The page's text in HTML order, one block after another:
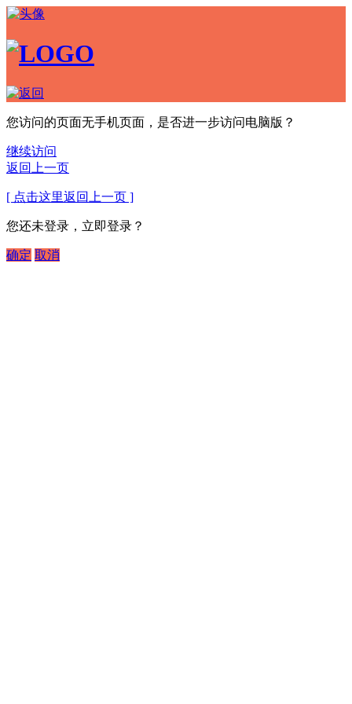
您访问的页面无手机页面，是否进一步访问电脑版？
继续访问
返回上一页
[ 点击这里返回上一页 ]
您还未登录，立即登录？
确定 取消